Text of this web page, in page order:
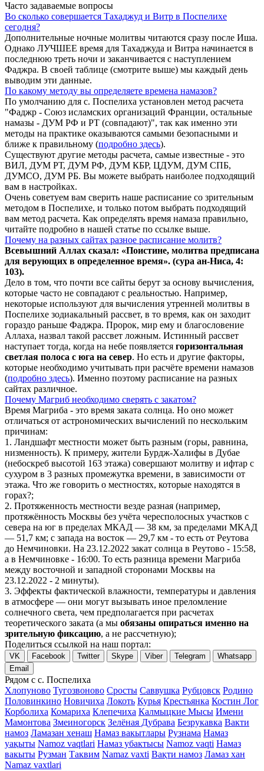
Часто задаваемые вопросы
Во сколько совершается Тахаджуд и Витр в Поспелихе
сегодня?
Дополнительные ночные молитвы читаются сразу после Иша.
Однако ЛУЧШЕЕ время для Тахаджуда и Витра начинается в
последнюю треть ночи и заканчивается с наступлением
Фаджра. В своей таблице (смотрите выше) мы каждый день
выводим эти данные.
По какому методу вы определяете времена намазов?
По умолчанию для с. Поспелиха установлен метод расчета
"Фаджр - Союз исламских организаций Франции, остальные
намазы - ДУМ РФ и РТ (совпадают)", так как именно эти
методы на практике оказываются самыми безопасными и
ближе к правильному (подробно здесь).
Существуют другие методы расчета, самые известные - это
ВИЛ, ДУМ РТ, ДУМ РФ, ДУМ КБР, ЦДУМ, ДУМ СПБ,
ДУМСО, ДУМ РБ. Вы можете выбрать наиболее подходящий
вам в настройках.
Очень советуем вам сверить наше расписание со зрительным
методом в Поспелихе, и только потом выбрать подходящий
вам метод расчета. Как определять время намаза правильно,
читайте подробно в нашей статье по ссылке выше.
Почему на разных сайтах разное расписание молитв?
Всевышний Аллах сказал: «Поистине, молитва предписана
для верующих в определенное время». (сура ан-Ниса, 4:
103).
Дело в том, что почти все сайты берут за основу вычисления,
которые часто не совпадают с реальностью. Например,
некоторые используют для вычисления утренней молитвы в
Поспелихе зодиакальный рассвет, в то время, как он заходит
гораздо раньше Фаджра. Пророк, мир ему и благословение
Аллаха, назвал такой рассвет ложным. Истинный рассвет
наступает тогда, когда на небе появляется горизонтальная
светлая полоса с юга на север. Но есть и другие факторы,
которые необходимо учитывать при расчёте времени намазов
(подробно здесь). Именно поэтому расписание на разных
сайтах различное.
Почему Магриб необходимо сверять с закатом?
Время Магриба - это время заката солнца. Но оно может
отличаться от астрономических вычислений по нескольким
причинам:
1. Ландшафт местности может быть разным (горы, равнина,
низменность). К примеру, жители Бурдж-Халифы в Дубае
(небоскреб высотой 163 этажа) совершают молитву и ифтар с
сухуром в 3 разных промежутка времени, в зависимости от
этажа. Что же говорить о местностях, которые находятся в
горах?;
2. Протяженность местности везде разная (например,
протяжённость Москвы без учёта чересполосных участков с
севера на юг в пределах МКАД — 38 км, за пределами МКАД
— 51,7 км; с запада на восток — 29,7 км - то есть от Реутова
до Немчиновки. На 23.12.2022 закат солнца в Реутово - 15:58,
а в Немчиновке - 16:00. То есть разница времени Магриба
между восточной и западной сторонами Москвы на
23.12.2022 - 2 минуты).
3. Эффекты фактической влажности, температуры и давления
в атмосфере — они могут вызывать иное преломление
солнечного света, чем предполагается при расчетах
теоретического заката (а мы обязаны опираться именно на
зрительную фиксацию, а не рассчетную);
Поделиться ссылкой на наш портал:
VK Facebook Twitter Skype Viber Telegram
Whatsapp
Email
Рядом с с. Поспелиха
Хлопуново Тугозвоново Сросты Саввушка Рубцовск Родино
Половинкино Новичиха Локоть Курья Крестьянка Костин Лог
Корболиха Комариха Клепечиха Калмыцкие Мысы Имени
Мамонтова Змеиногорск Зелёная Дубрава Безрукавка Вакти
намоз Ламазан хенаш Намаз вакытлары Рузнама Намаз
уақыты Namoz vaqtlari Намаз убактысы Namoz vaqti Намаз
вакыты Рузман Таквим Namaz vaxti Вақти намоз Ламаз хан
Namaz vaxtlari